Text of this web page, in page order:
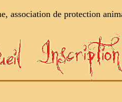
association de protection